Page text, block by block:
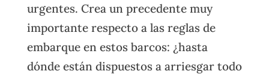
urgentes. Crea un precedente muy
importante respecto a las reglas de
embarque en estos barcos: ¿hasta
dónde están dispuestos a arriesgar todo